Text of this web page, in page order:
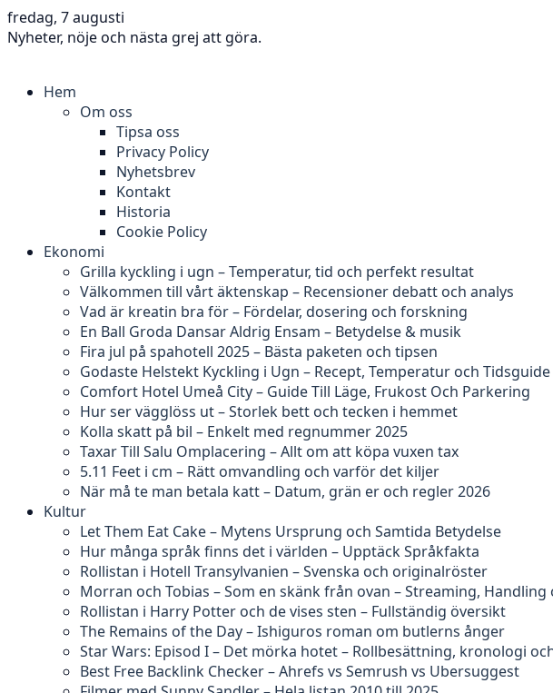
fredag, 7 augusti
Nyheter, nöje och nästa grej att göra.
Hem
Om oss
Tipsa oss
Privacy Policy
Nyhetsbrev
Kontakt
Historia
Cookie Policy
Ekonomi
Grilla kyckling i ugn – Temperatur, tid och perfekt resultat
Välkommen till vårt äktenskap – Recensioner debatt och analys
Vad är kreatin bra för – Fördelar, dosering och forskning
En Ball Groda Dansar Aldrig Ensam – Betydelse & musik
Fira jul på spahotell 2025 – Bästa paketen och tipsen
Godaste Helstekt Kyckling i Ugn – Recept, Temperatur och Tidsguide
Comfort Hotel Umeå City – Guide Till Läge, Frukost Och Parkering
Hur ser vägglöss ut – Storlek bett och tecken i hemmet
Kolla skatt på bil – Enkelt med regnummer 2025
Taxar Till Salu Omplacering – Allt om att köpa vuxen tax
5.11 Feet i cm – Rätt omvandling och varför det kiljer
När må te man betala katt – Datum, grän er och regler 2026
Kultur
Let Them Eat Cake – Mytens Ursprung och Samtida Betydelse
Hur många språk finns det i världen – Upptäck Språkfakta
Rollistan i Hotell Transylvanien – Svenska och originalröster
Morran och Tobias – Som en skänk från ovan – Streaming, Handling
Rollistan i Harry Potter och de vises sten – Fullständig översikt
The Remains of the Day – Ishiguros roman om butlerns ånger
Star Wars: Episod I – Det mörka hotet – Rollbesättning, kronologi
Best Free Backlink Checker – Ahrefs vs Semrush vs Ubersuggest